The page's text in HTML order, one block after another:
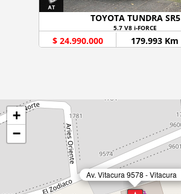
TOYOTA TUNDRA SR5
5.7 V8 i-FORCE
$ 24.990.000 179.993 Km
Av. Vitacura 9578 - Vitacura
+
−